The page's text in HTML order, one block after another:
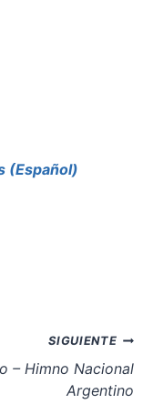
(Español)
SIGUIENTE
– Himno Nacional
Argentino